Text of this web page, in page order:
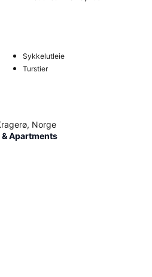
Sykkelutleie
Turstier
Norge
Apartments